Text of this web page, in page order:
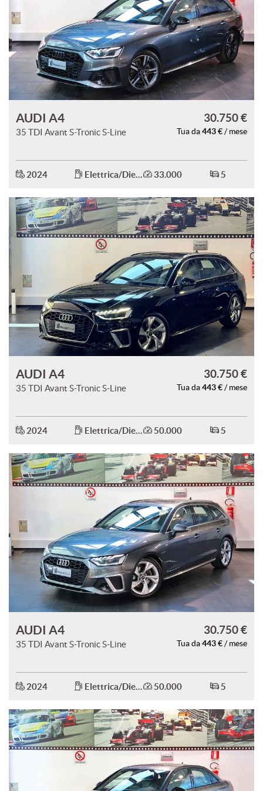
AUDI A4
35 TDI Avant S-Tronic S-Line
30.750 €
Tua da 443 € / mese
2024 Elettrica/Diesel 33.000 5
AUDI A4
35 TDI Avant S-Tronic S-Line
30.750 €
Tua da 443 € / mese
2024 Elettrica/Diesel 50.000 5
AUDI A4
35 TDI Avant S-Tronic S-Line
30.750 €
Tua da 443 € / mese
2024 Elettrica/Diesel 50.000 5